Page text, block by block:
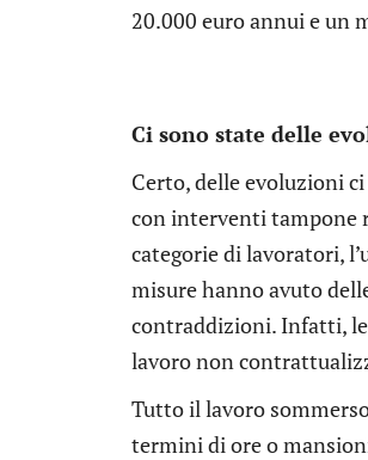
20.000 euro annui e un
Ci sono state delle
Certo, delle evoluzioni
con interventi tampone
categorie di lavoratori,
misure hanno avuto
contraddizioni. Infatti,
lavoro non
Tutto il lavoro
termini di ore o